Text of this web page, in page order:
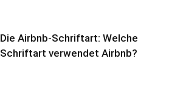
Die Airbnb-Schriftart: Welche
Schriftart verwendet Airbnb?